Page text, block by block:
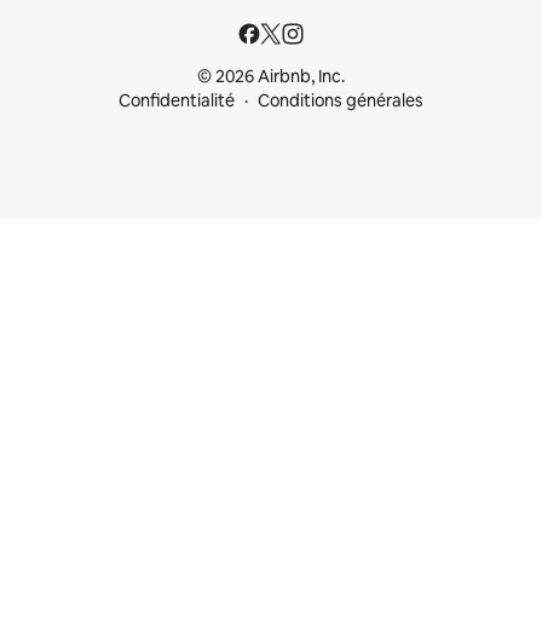
© 2026 Airbnb, Inc.
Confidentialité
Conditions générales